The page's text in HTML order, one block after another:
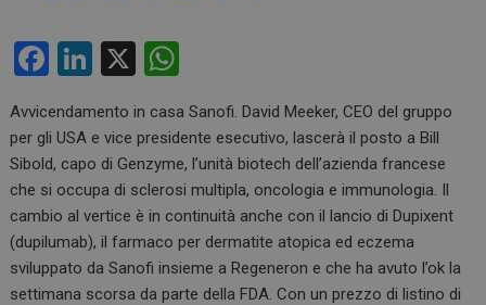
F
ce
b
o
o
k
Li
ke
dI
n
X
at
s
A
p
p
Avvicendamento in casa Sanofi. David Meeker, CEO del gruppo
per gli USA e vice presidente esecutivo, lascerà il posto a Bill
Sibold, capo di Genzyme, l’unità biotech dell’azienda francese
che si occupa di sclerosi multipla, oncologia e immunologia. Il
cambio al vertice è in continuità anche con il lancio di Dupixent
(dupilumab), il farmaco per dermatite atopica ed eczema
sviluppato da Sanofi insieme a Regeneron e che ha avuto l’ok la
settimana scorsa da parte della FDA. Con un prezzo di listino di